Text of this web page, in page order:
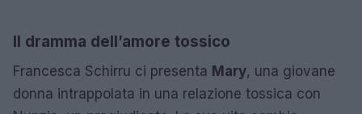
Il dramma dell’amore tossico
Francesca Schirru ci presenta Mary, una giovane
donna intrappolata in una relazione tossica con